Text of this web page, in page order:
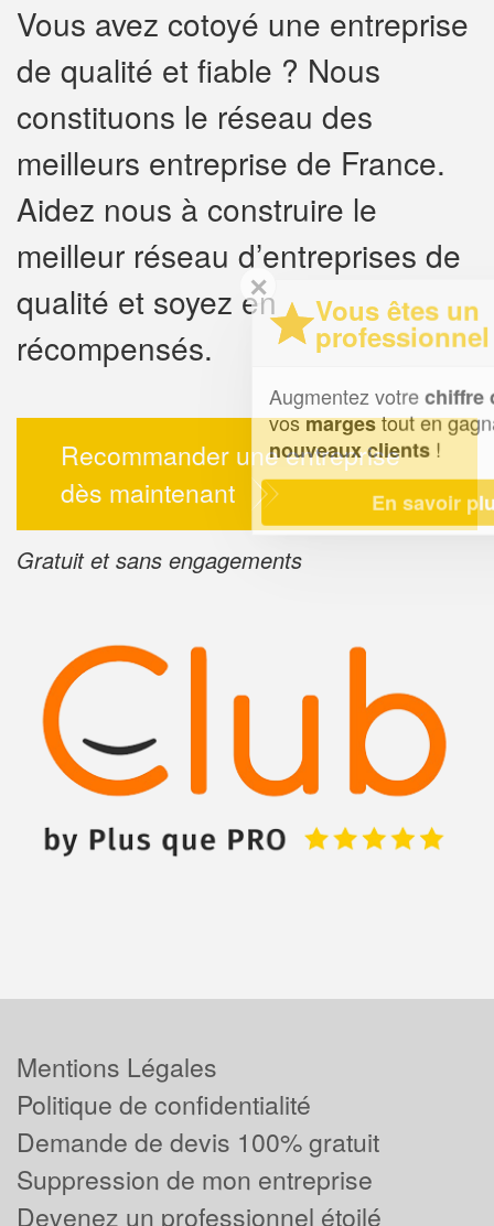
Vous avez cotoyé une entreprise
de qualité et fiable ? Nous
constituons le réseau des
meilleurs entreprise de France.
Aidez nous à construire le
meilleur réseau d’entreprises de
qualité et soyez en
récompensés.
Recommander une entreprise
dès maintenant
Gratuit et sans engagements
✕
Vous êtes un
professionnel ?
Augmentez votrechiffre d'affaireset
vosmargestout en gagnant de
nouveaux clients!
En savoir plus
Mentions Légales
Politique de confidentialité
Demande de devis 100% gratuit
Suppression de mon entreprise
Devenez un professionnel étoilé